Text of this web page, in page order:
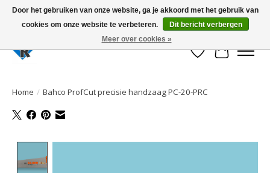
Large selection of products and fast shipping!
Verlanglijst
Home / Bahco ProfCut precisie handzaag PC-20-PRC
Door het gebruiken van onze website, ga je akkoord met het gebruik van
cookies om onze website te verbeteren.
Dit bericht verbergen
Meer over cookies »